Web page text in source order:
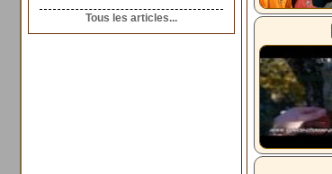
Tous les articles...